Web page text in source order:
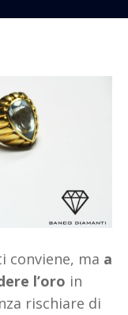
conviene, ma a
l’oro in
rischiare di